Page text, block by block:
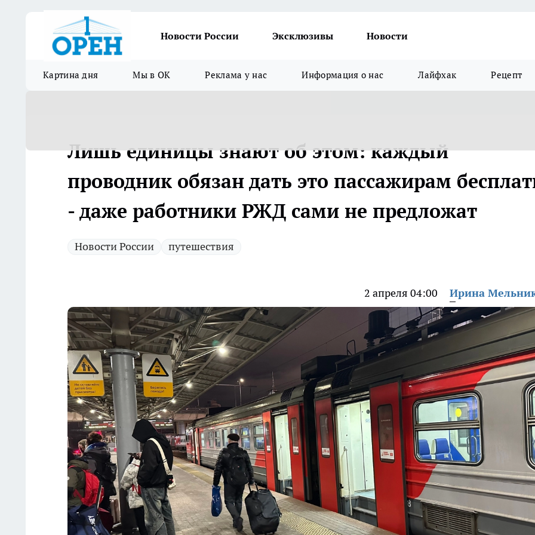
Новости России Эксклюзивы Новости
Картина дня Мы в ОК Реклама у нас Информация о нас Лайфхак Рецепт
Лишь единицы знают об этом: каждый
проводник обязан дать это пассажирам
- даже работники РЖД сами не предложат
Новости России путешествия
2 апреля 04:00 Ирина